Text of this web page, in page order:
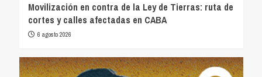
Movilización en contra de la Ley de Tierras: ruta de
cortes y calles afectadas en CABA
6 agosto 2026